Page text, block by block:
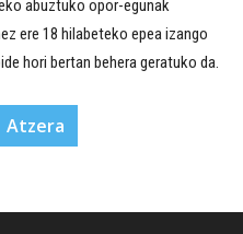
abuztuko opor-egunak
ere 18 hilabeteko epea izango
hori bertan behera geratuko da.
Atzera